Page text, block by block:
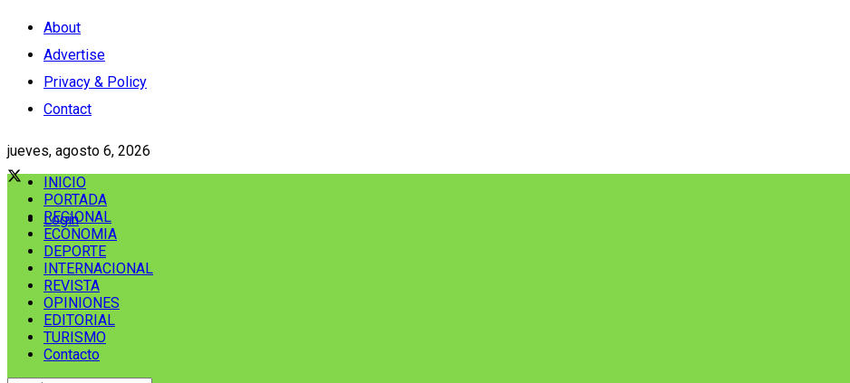
About
Advertise
Privacy & Policy
Contact
jueves, agosto 6, 2026
Login
INICIO
PORTADA
REGIONAL
ECONOMIA
DEPORTE
INTERNACIONAL
REVISTA
OPINIONES
EDITORIAL
TURISMO
Contacto